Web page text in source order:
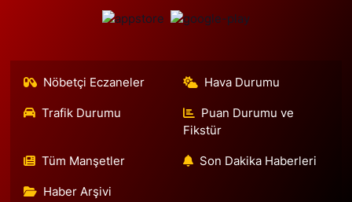
0 (212) 597 07 65 Yol Tarifi Al
Önder Eczanesi
altında. Esenyurt SGK binasından Innovia 2 sitesine doğru
inerken 400 mt sonra solda.
0 (212) 852 06 72
Nöbetçi Eczaneler Hava Durumu
Trafik Durumu
Puan Durumu ve
Fikstür
Tüm Manşetler Son Dakika Haberleri
Haber Arşivi